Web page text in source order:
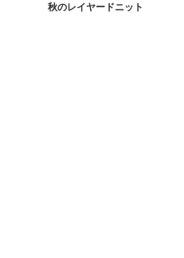
秋のレイヤードニット